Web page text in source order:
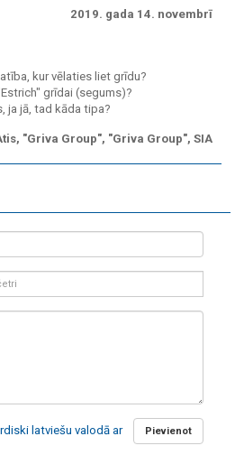
2019. gada 14. novembrī
kur vēlaties liet grīdu?
grīdai (segums)?
ja jā, tad kāda tipa?
"Griva Group", "Griva Group", SIA
Pievienot
latviešu valodā ar